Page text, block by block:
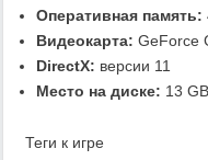
Оперативная память:
Видеокарта: GeForce
DirectX: версии 11
Место на диске: 13 GB
Теги к игре